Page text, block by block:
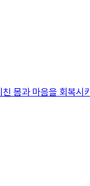
몸과 마음을 회복시